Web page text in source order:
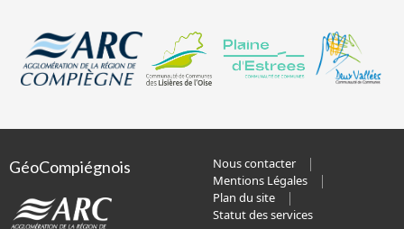
GéoCompiégnois
Nous contacter
Mentions Légales
Plan du site
Statut des services